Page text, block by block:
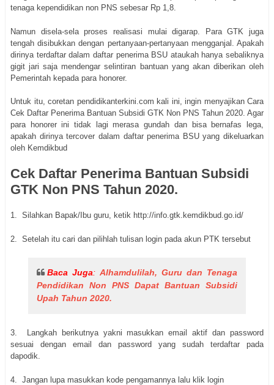
tenaga kependidikan non PNS sebesar Rp 1,8.
Namun disela-sela proses realisasi mulai digarap. Para GTK juga
tengah disibukkan dengan pertanyaan-pertanyaan mengganjal. Apakah
dirinya terdaftar dalam daftar penerima BSU ataukah hanya sebaliknya
gigit jari saja mendengar selintiran bantuan yang akan diberikan oleh
Pemerintah kepada para honorer.
Untuk itu, coretan pendidikanterkini.com kali ini, ingin menyajikan Cara
Cek Daftar Penerima Bantuan Subsidi GTK Non PNS Tahun 2020. Agar
para honorer ini tidak lagi merasa gundah dan bisa bernafas lega,
apakah dirinya tercover dalam daftar penerima BSU yang dikeluarkan
oleh Kemdikbud
Cek Daftar Penerima Bantuan Subsidi
GTK Non PNS Tahun 2020.
1. Silahkan Bapak/Ibu guru, ketik http://info.gtk.kemdikbud.go.id/
2. Setelah itu cari dan pilihlah tulisan login pada akun PTK tersebut
Baca Juga: Alhamdulilah, Guru dan Tenaga
Pendidikan Non PNS Dapat Bantuan Subsidi
Upah Tahun 2020.
3. Langkah berikutnya yakni masukkan email aktif dan password
sesuai dengan email dan password yang sudah terdaftar pada
dapodik.
4. Jangan lupa masukkan kode pengamannya lalu klik login